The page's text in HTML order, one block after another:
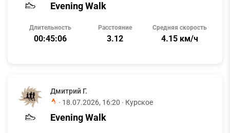
Evening Walk
Длительность
00:45:06
Расстояние
3.12
Средняя скорость
4.15 км/ч
Дмитрий Г.
· 18.07.2026, 16:20 · Курское
Evening Walk